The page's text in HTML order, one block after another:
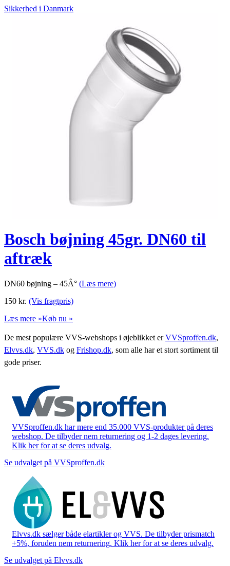
Sikkerhed i Danmark
Bosch bøjning 45gr. DN60 til
aftræk
DN60 bøjning – 45Â° (Læs mere)
150 kr. (Vis fragtpris)
Læs mere »Køb nu »
De mest populære VVS-webshops i øjeblikket erVVSproffen.dk,
Elvvs.dk, VVS.dk og Frishop.dk, som alle har et stort sortiment til
gode priser.
VVSproffen.dk har mere end 35.000 VVS-produkter på deres
webshop. De tilbyder nem returnering og 1-2 dages levering.
Klik her for at se deres udvalg.
Se udvalget på VVSproffen.dk
Elvvs.dk sælger både elartikler og VVS. De tilbyder prismatch
+5%, foruden nem returnering. Klik her for at se deres udvalg.
Se udvalget på Elvvs.dk